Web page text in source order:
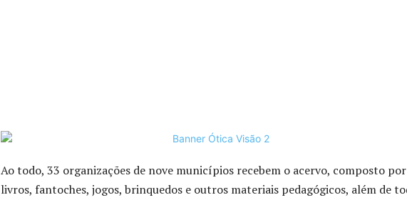
Ao todo, 33 organizações de nove municípios recebem o acervo, composto por
livros, fantoches, jogos, brinquedos e outros materiais pedagógicos, além de